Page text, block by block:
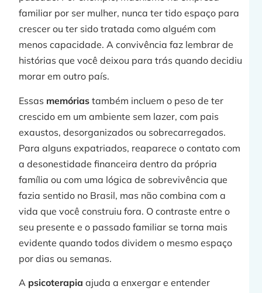
familiar por ser mulher, nunca ter tido espaço para
crescer ou ter sido tratada como alguém com
menos capacidade. A convivência faz lembrar de
histórias que você deixou para trás quando decidiu
morar em outro país.
Essas memóriastambém incluem o peso de ter
crescido em um ambiente sem lazer, com pais
exaustos, desorganizados ou sobrecarregados.
Para alguns expatriados, reaparece o contato com
a desonestidade financeira dentro da própria
família ou com uma lógica de sobrevivência que
fazia sentido no Brasil, mas não combina com a
vida que você construiu fora. O contraste entre o
seu presente e o passado familiar se torna mais
evidente quando todos dividem o mesmo espaço
por dias ou semanas.
A psicoterapiaajuda a enxergar e entender